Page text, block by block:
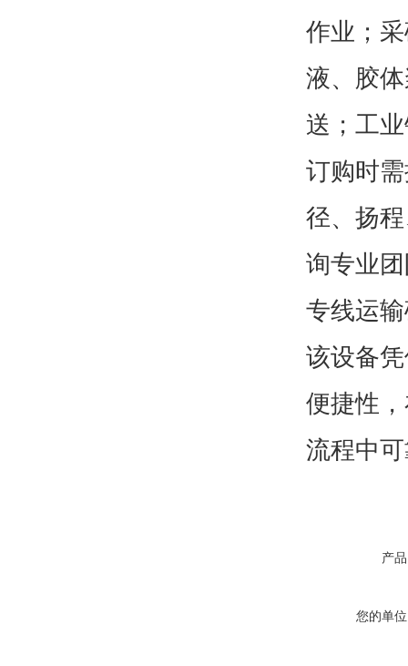
作业；
液、胶
送；工
订购时
径、扬
询专业
专线运
该设备
便捷性
流程中
产
您的单